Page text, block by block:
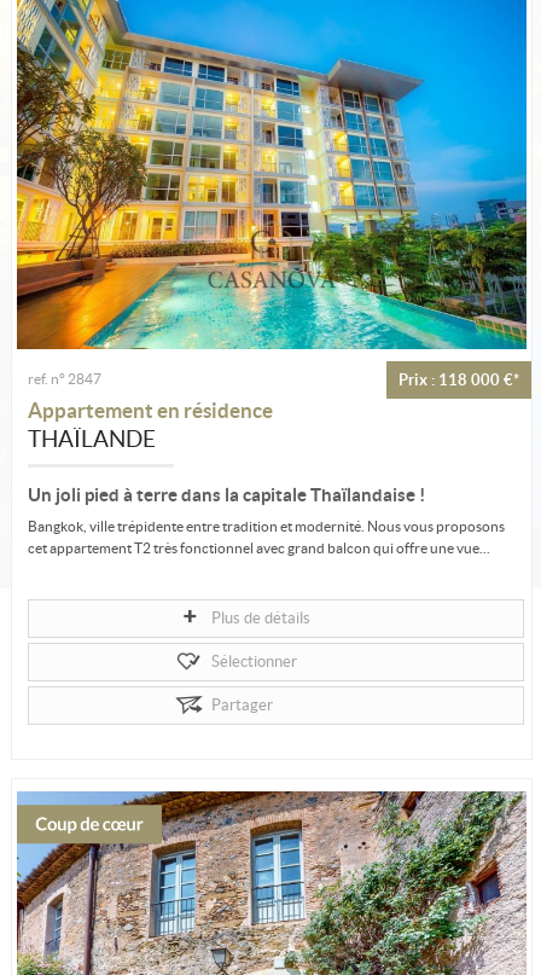
Créer une alerte
Ma sélection
Contact
Prix : 118 000 €*
ref. n° 2847
Appartement en résidence
THAÏLANDE
Un joli pied à terre dans la capitale Thaïlandaise !
Bangkok, ville trépidente entre tradition et modernité. Nous vous proposons
cet appartement T2 très fonctionnel avec grand balcon qui offre une vue...
Plus de détails
Sélectionner
Partager